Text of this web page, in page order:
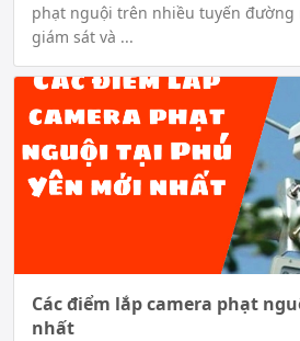
phạt nguội trên nhiều tuyến đường
giám sát và ...
Các điểm lắp camera phạt
nhất